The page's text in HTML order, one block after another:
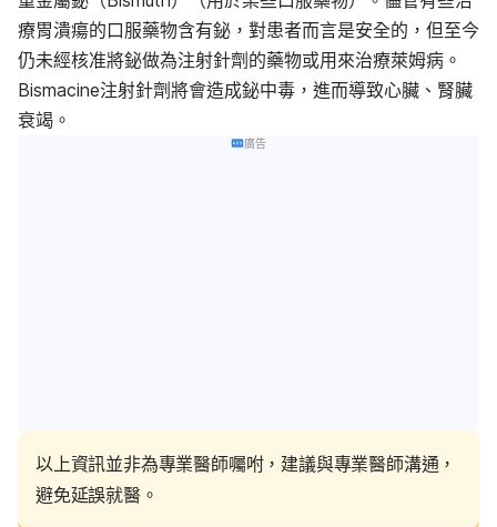
療胃潰瘍的口服藥物含有鉍，對患者而言是安全的，但至今
仍未經核准將鉍做為注射針劑的藥物或用來治療萊姆病。
Bismacine注射針劑將會造成鉍中毒，進而導致心臟、腎臟
衰竭。
廣告
以上資訊並非為專業醫師囑咐，建議與專業醫師溝通，
避免延誤就醫。